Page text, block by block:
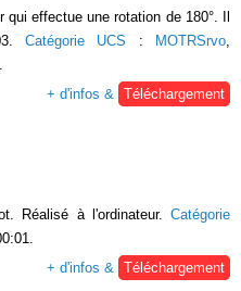
effectue une rotation de 180°. Il
Catégorie UCS : MOTRSrvo,
+ d'infos & Téléchargement
Réalisé à l'ordinateur. Catégorie
+ d'infos & Téléchargement